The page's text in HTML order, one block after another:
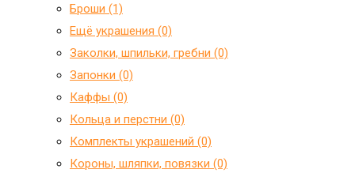
Броши (1)
Ещё украшения (0)
Заколки, шпильки, гребни (0)
Запонки (0)
Каффы (0)
Кольца и перстни (0)
Комплекты украшений (0)
Короны, шляпки, повязки (0)